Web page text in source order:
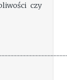
czy